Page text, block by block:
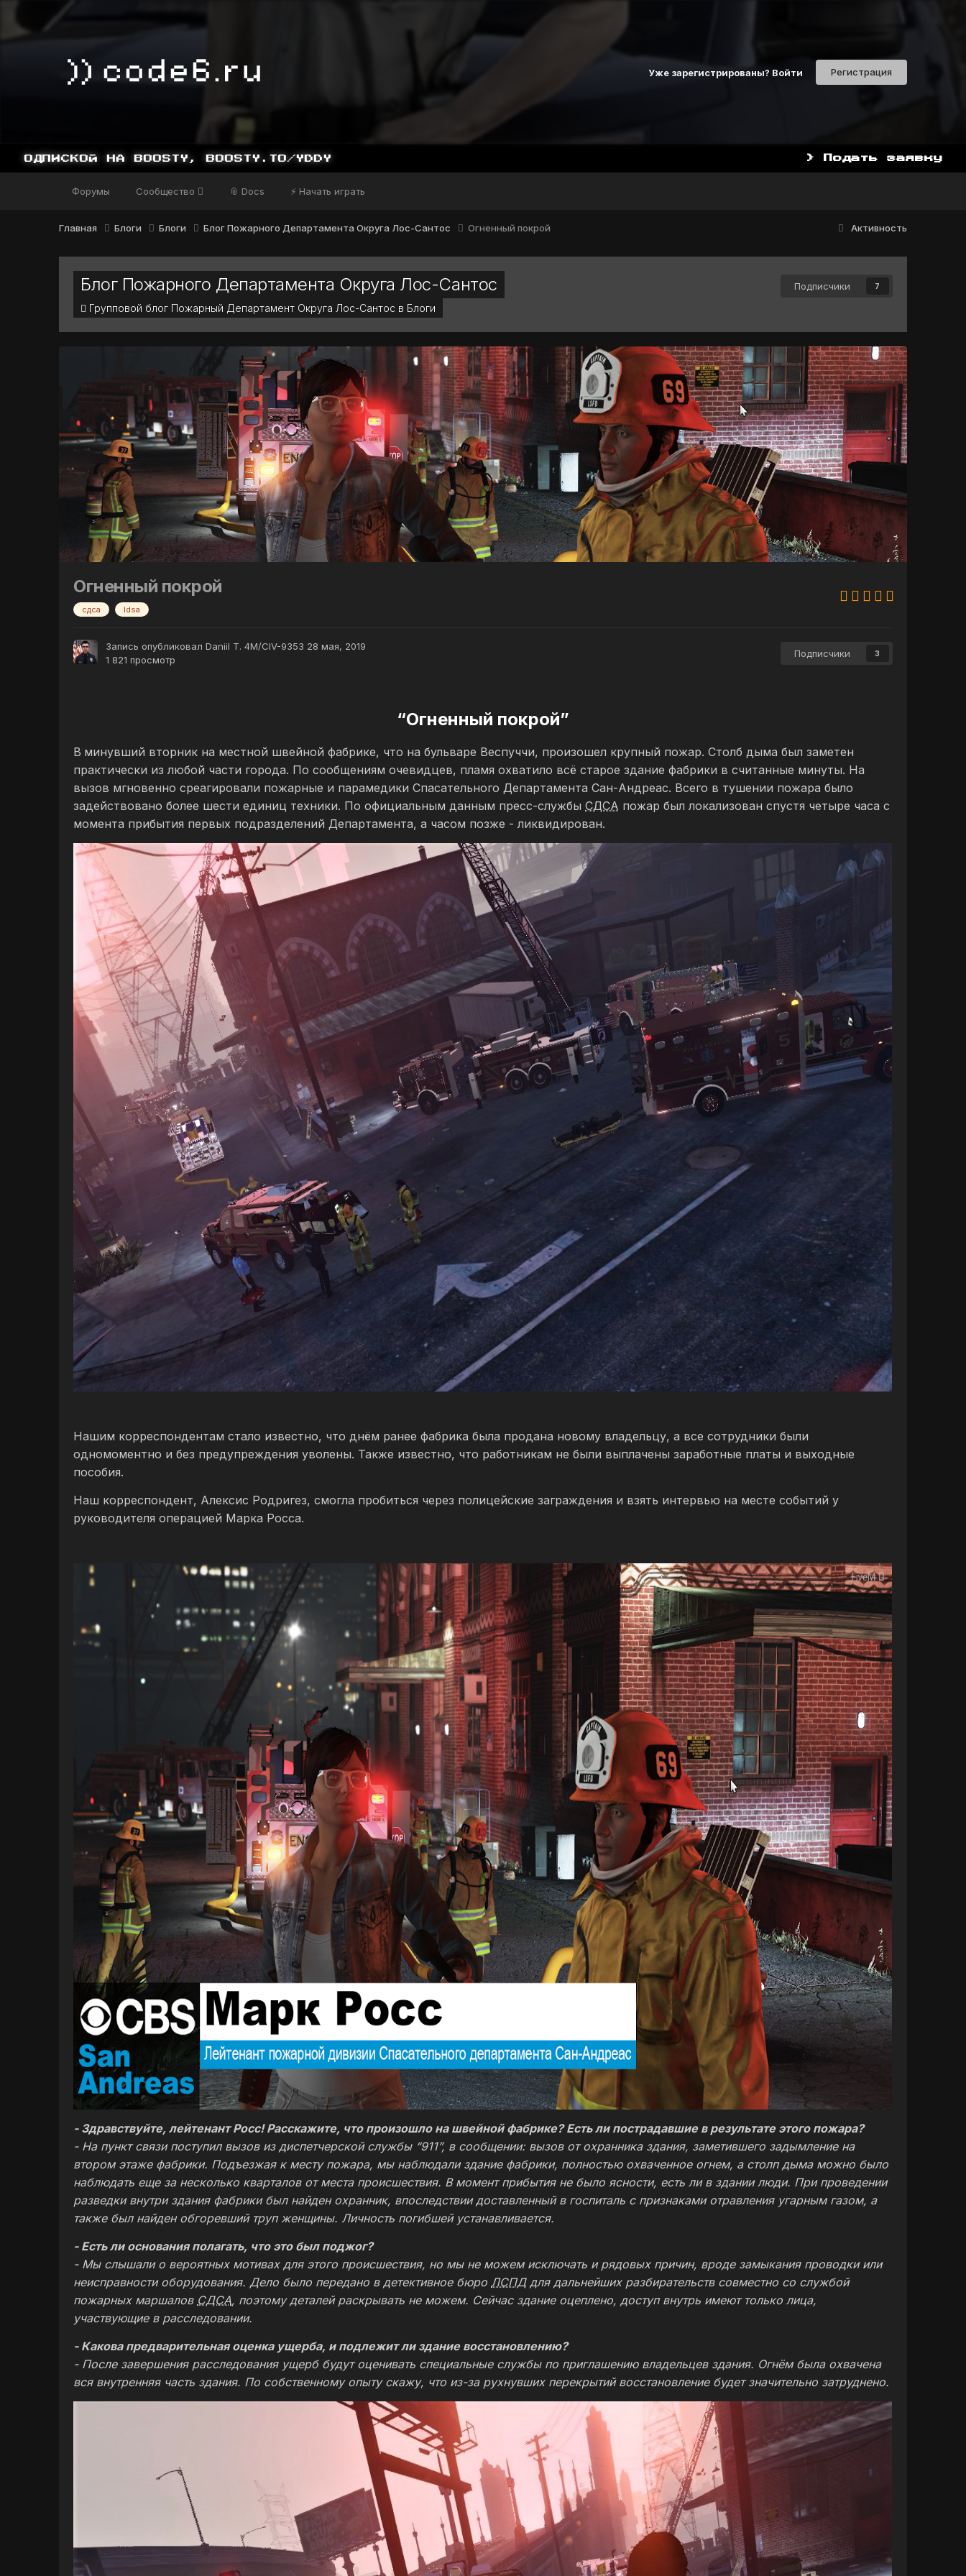
Уже зарегистрированы? Войти Регистрация
НАЧАТЬ ИГРАТЬ СЕЙЧАС МОЖНО С
> Подать заявку
Форумы Сообщество 📎 Docs ⚡ Начать играть
Активность
Главная Блоги Блоги Блог Пожарного Департамента Округа Лос-Сантос Огненный покрой
Подписчики 7
Блог Пожарного Департамента Округа Лос-Сантос
Групповой блог Пожарный Департамент Округа Лос-Сантос в Блоги
Огненный покрой
сдса ldsa
Запись опубликовалDaniil T. 4M/CIV-9353 28 мая, 2019
1 821 просмотр
Подписчики 3
“Огненный покрой”
В минувший вторник на местной швейной фабрике, что на бульваре Веспуччи, произошел крупный пожар. Столб дыма был заметен
практически из любой части города. По сообщениям очевидцев, пламя охватило всё старое здание фабрики в считанные минуты. На
вызов мгновенно среагировали пожарные и парамедики Спасательного Департамента Сан-Андреас. Всего в тушении пожара было
задействовано более шести единиц техники. По официальным данным пресс-службыСДСА пожар был локализован спустя четыре часа с
момента прибытия первых подразделений Департамента, а часом позже - ликвидирован.
Нашим корреспондентам стало известно, что днём ранее фабрика была продана новому владельцу, а все сотрудники были
одномоментно и без предупреждения уволены. Также известно, что работникам не были выплачены заработные платы и выходные
пособия.
Наш корреспондент, Алексис Родригез, смогла пробиться через полицейские заграждения и взять интервью на месте событий у
руководителя операцией Марка Росса.
- Здравствуйте, лейтенант Росс! Расскажите, что произошло на швейной фабрике? Есть ли пострадавшие в результате этого пожара?
- На пункт связи поступил вызов из диспетчерской службы “911”, в сообщении: вызов от охранника здания, заметившего задымление на
втором этаже фабрики. Подъезжая к месту пожара, мы наблюдали здание фабрики, полностью охваченное огнем, а столп дыма можно было
наблюдать еще за несколько кварталов от места происшествия. В момент прибытия не было ясности, есть ли в здании люди. При проведении
разведки внутри здания фабрики был найден охранник, впоследствии доставленный в госпиталь с признаками отравления угарным газом, а
также был найден обгоревший труп женщины. Личность погибшей устанавливается.
- Есть ли основания полагать, что это был поджог?
- Мы слышали о вероятных мотивах для этого происшествия, но мы не можем исключать и рядовых причин, вроде замыкания проводки или
неисправности оборудования. Дело было передано в детективное бюро ЛСПДдля дальнейших разбирательств совместно со службой
пожарных маршалов СДСА, поэтому деталей раскрывать не можем. Сейчас здание оцеплено, доступ внутрь имеют только лица,
участвующие в расследовании.
- Какова предварительная оценка ущерба, и подлежит ли здание восстановлению?
- После завершения расследования ущерб будут оценивать специальные службы по приглашению владельцев здания. Огнём была охвачена
вся внутренняя часть здания. По собственному опыту скажу, что из-за рухнувших перекрытий восстановление будет значительно затруднено.